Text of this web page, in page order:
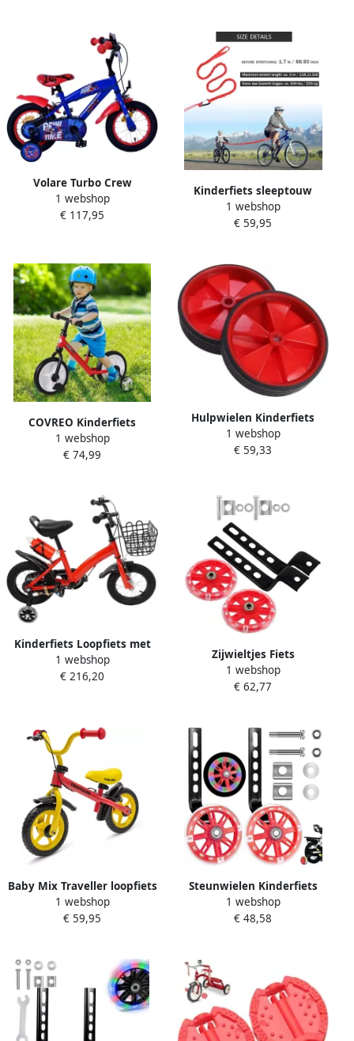
Volare Turbo Crew
Kinderfiets Jongens 12 inch
Blauw Rood Twee
1 webshop
€ 117,95
Kinderfiets sleeptouw
elastische sleepriem
bungee trekkoord ouder-
1 webshop
€ 59,95
COVREO Kinderfiets
85x36x54 cm rood van
metaal met pedalen en
1 webshop
€ 74,99
Hulpwielen Kinderfiets
Loopfiets wielen Leren
Fietsen Stevig en Duurzaam
1 webshop
€ 59,33
Kinderfiets Loopfiets met
wielen Leren fietsen
Inclusief waterfles 12 inch
1 webshop
€ 216,20
Zijwieltjes Fiets
Oefenwielen Kinderfiets
Leren Fietsen Verbeterde
1 webshop
€ 62,77
Baby Mix Traveller loopfiets
12 inch rood Kinderloopfiets
1 webshop
€ 59,95
Steunwielen Kinderfiets
Universele Fietssteun Veilig
Leren Fietsen Versterkt
1 webshop
€ 48,58